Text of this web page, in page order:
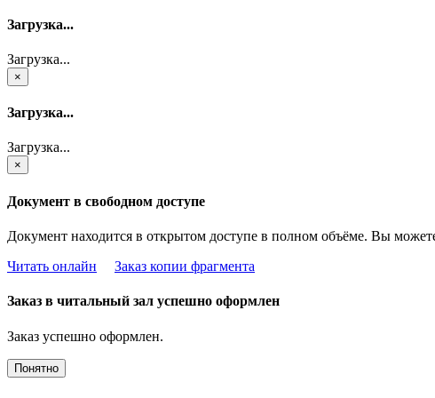
Загрузка...
Загрузка...
×
Загрузка...
Загрузка...
×
Документ в свободном доступе
Документ находится в открытом доступе в полном объёме. Вы
Читать онлайн
Заказ копии фрагмента
Заказ в читальный зал успешно оформлен
Заказ успешно оформлен.
Понятно